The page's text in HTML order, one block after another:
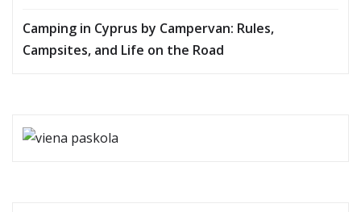
Camping in Cyprus by Campervan: Rules,
Campsites, and Life on the Road